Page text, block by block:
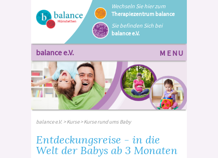
Wechseln Sie hier zum
Therapiezentrum balance
Sie befinden Sich bei
balance e.V.
balance e.V. MENU
balance e.V. >Kurse> Kurse rund ums Baby
Entdeckungsreise - in die
Welt der Babys ab 3 Monaten